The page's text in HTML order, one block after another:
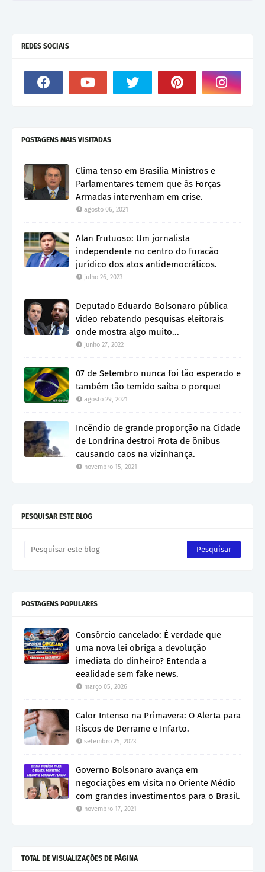
REDES SOCIAIS
POSTAGENS MAIS VISITADAS
Clima tenso em Brasília Ministros e
Parlamentares temem que ás Forças
Armadas intervenham em crise.
agosto 06, 2021
Alan Frutuoso: Um jornalista
independente no centro do furacão
jurídico dos atos antidemocráticos.
julho 26, 2023
Deputado Eduardo Bolsonaro pública
vídeo rebatendo pesquisas eleitorais
onde mostra algo muito...
junho 27, 2022
07 de Setembro nunca foi tão esperado e
também tão temido saiba o porque!
agosto 29, 2021
Incêndio de grande proporção na Cidade
de Londrina destroi Frota de ônibus
causando caos na vizinhança.
novembro 15, 2021
PESQUISAR ESTE BLOG
POSTAGENS POPULARES
Consórcio cancelado: É verdade que
uma nova lei obriga a devolução
imediata do dinheiro? Entenda a
eealidade sem fake news.
março 05, 2026
Calor Intenso na Primavera: O Alerta para
Riscos de Derrame e Infarto.
setembro 25, 2023
Governo Bolsonaro avança em
negociações em visita no Oriente Médio
com grandes investimentos para o Brasil.
novembro 17, 2021
TOTAL DE VISUALIZAÇÕES DE PÁGINA